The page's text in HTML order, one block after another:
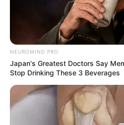
NEUROMIND PRO
Japan's Greatest Doctors Say
Stop Drinking These 3 Beverages